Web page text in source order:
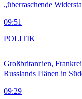
„überraschende
09:51
Großbritannien,
Russlands Plänen in
09:29
POLITIK